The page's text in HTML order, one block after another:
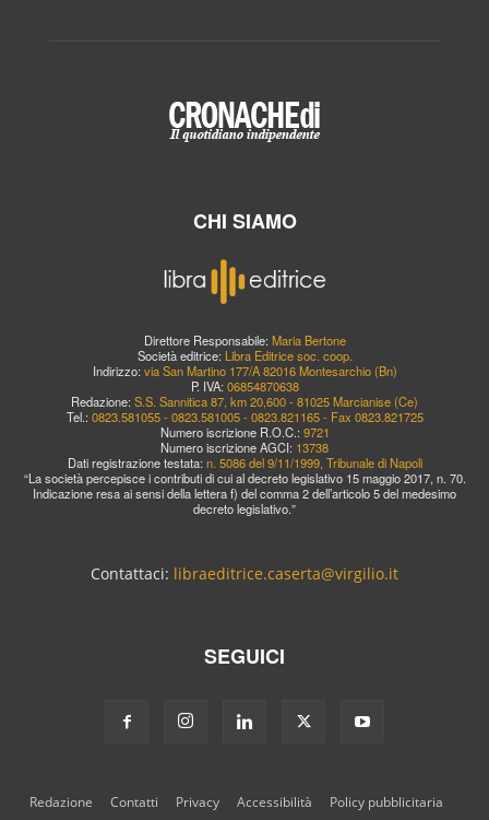
CHI SIAMO
Direttore Responsabile: Maria Bertone
Società editrice: Libra Editrice soc. coop.
Indirizzo: via San Martino 177/A 82016 Montesarchio (Bn)
P. IVA: 06854870638
Redazione: S.S. Sannitica 87, km 20,600 - 81025 Marcianise (Ce)
Tel.: 0823.581055 - 0823.581005 - 0823.821165 - Fax 0823.821725
Numero iscrizione R.O.C.: 9721
Numero iscrizione AGCI: 13738
Dati registrazione testata: n. 5086 del 9/11/1999, Tribunale di Napoli
“La società percepisce i contributi di cui al decreto legislativo 15 maggio 2017, n. 70.
Indicazione resa ai sensi della lettera f) del comma 2 dell’articolo 5 del medesimo
decreto legislativo.”
Contattaci: libraeditrice.caserta@virgilio.it
SEGUICI
Redazione Contatti Privacy Accessibilità
Policy pubblicitaria